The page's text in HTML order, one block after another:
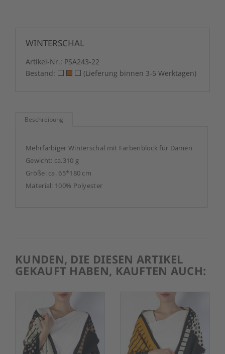
WINTERSCHAL
Artikel-Nr.: PSA243-22
Bestand:
(Lieferung binnen 3-5 Werktagen)
Beschreibung
Mehrfarbiger Winterschal mit Farbenblock für Damen
Gewicht: ca.310 g
Größe: ca. 65*180 cm
Material: 100% Polyester
KUNDEN, DIE DIESEN ARTIKEL
GEKAUFT HABEN, KAUFTEN AUCH: